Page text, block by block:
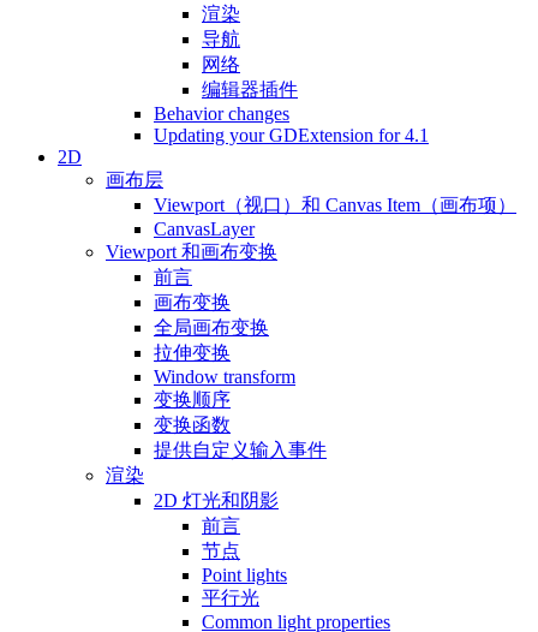
渲染
导航
网络
编辑器插件
Behavior changes
Updating your GDExtension for 4.1
2D
画布层
Viewport（视口）和 Canvas Item（画布项）
CanvasLayer
Viewport 和画布变换
前言
画布变换
全局画布变换
拉伸变换
Window transform
变换顺序
变换函数
提供自定义输入事件
渲染
2D 灯光和阴影
前言
节点
Point lights
平行光
Common light properties